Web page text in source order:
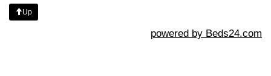
Up
powered by Beds24.com